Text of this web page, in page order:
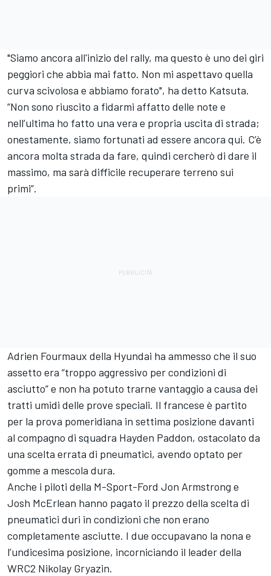
"Siamo ancora all'inizio del rally, ma questo è uno dei giri
peggiori che abbia mai fatto. Non mi aspettavo quella
curva scivolosa e abbiamo forato", ha detto Katsuta.
“Non sono riuscito a fidarmi affatto delle note e
nell’ultima ho fatto una vera e propria uscita di strada;
onestamente, siamo fortunati ad essere ancora qui. C’è
ancora molta strada da fare, quindi cercherò di dare il
massimo, ma sarà difficile recuperare terreno sui
primi”.
Adrien Fourmaux della Hyundai ha ammesso che il suo
assetto era “troppo aggressivo per condizioni di
asciutto” e non ha potuto trarne vantaggio a causa dei
tratti umidi delle prove speciali. Il francese è partito
per la prova pomeridiana in settima posizione davanti
al compagno di squadra Hayden Paddon, ostacolato da
una scelta errata di pneumatici, avendo optato per
gomme a mescola dura.
Anche i piloti della M-Sport-Ford Jon Armstrong e
Josh McErlean hanno pagato il prezzo della scelta di
pneumatici duri in condizioni che non erano
completamente asciutte. I due occupavano la nona e
l’undicesima posizione, incorniciando il leader della
WRC2 Nikolay Gryazin.